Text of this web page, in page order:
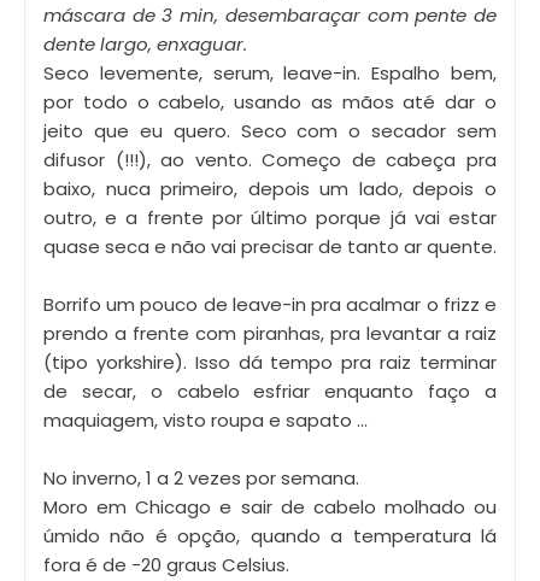
máscara de 3 min, desembaraçar com pente de
dente largo, enxaguar.
Seco levemente, serum, leave-in. Espalho bem,
por todo o cabelo, usando as mãos até dar o
jeito que eu quero. Seco com o secador sem
difusor (!!!), ao vento. Começo de cabeça pra
baixo, nuca primeiro, depois um lado, depois o
outro, e a frente por último porque já vai estar
quase seca e não vai precisar de tanto ar quente.
Borrifo um pouco de leave-in pra acalmar o frizz e
prendo a frente com piranhas, pra levantar a raiz
(tipo yorkshire). Isso dá tempo pra raiz terminar
de secar, o cabelo esfriar enquanto faço a
maquiagem, visto roupa e sapato ...
No inverno, 1 a 2 vezes por semana.
Moro em Chicago e sair de cabelo molhado ou
úmido não é opção, quando a temperatura lá
fora é de -20 graus Celsius.